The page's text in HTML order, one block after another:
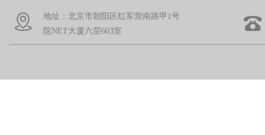
地址：北京市朝阳区红军营南路甲1号
院NET大厦六层603室